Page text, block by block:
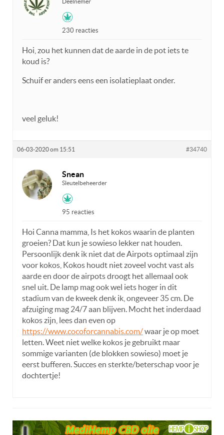
230 reacties
Hoi, zou het kunnen dat de aarde in de pot iets te
koud is?
Schuif er anders eens een isolatieplaat onder.
veel geluk!
06-03-2020 om 15:51 #34740
Snean
Sleutelbeheerder
95 reacties
Hoi Canna mamma, Is het kokos waarin de planten
groeien? Dat kun je sowieso lekker nat houden.
Persoonlijk denk ik niet dat de Airpots optimaal zijn
voor kokos, Kokos houdt niet zoveel vocht vast als
aarde en door de airpots droogt het allemaal ook
snel uit. De lamp mag ook wel iets hoger in dit
stadium van de kweek denk ik, ongeveer 35 cm. De
afzuiging mag 24/7 aan blijven. Mocht het inderdaad
kokos zijn, lees dan even op
https://www.cocoforcannabis.com/waar je op moet
letten. Weet niet welke kokos je gebruikt maar
sommige varianten (de blokken sowieso) moet je
eerst bufferen. Succes en sterkte/beterschap voor je
dochtertje!